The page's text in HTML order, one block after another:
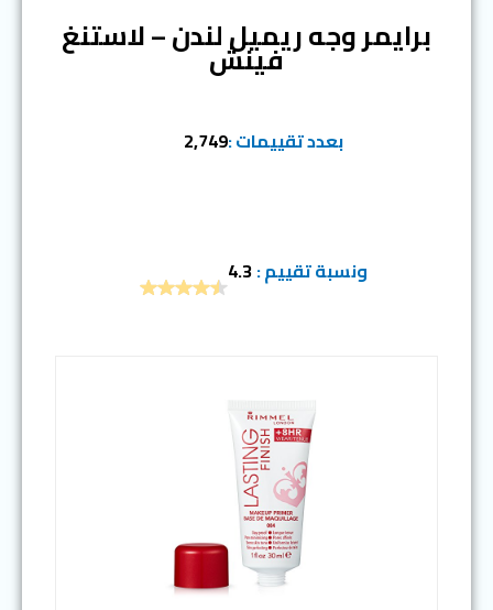
برايمر وجه ريميل لندن – لاستنغ
فينش
بعدد تقييمات :2,749
ونسبة تقييم :4.3